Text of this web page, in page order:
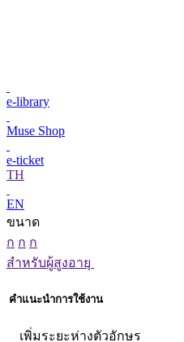
e-library
Muse Shop
e-ticket
TH
EN
ขนาด
ก ก ก
สำหรับผู้สูงอายุ
คำแนะนำการใช้งาน
เพิ่มระยะห่างตัวอักษร